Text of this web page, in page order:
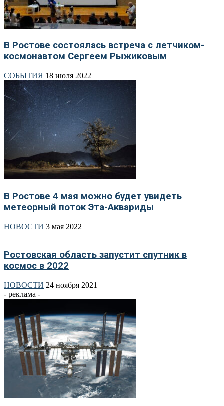
В Ростове состоялась встреча с летчиком-
космонавтом Сергеем Рыжиковым
СОБЫТИЯ 18 июля 2022
В Ростове 4 мая можно будет увидеть
метеорный поток Эта-Аквариды
НОВОСТИ 3 мая 2022
Ростовская область запустит спутник в
космос в 2022
НОВОСТИ 24 ноября 2021
- реклама -